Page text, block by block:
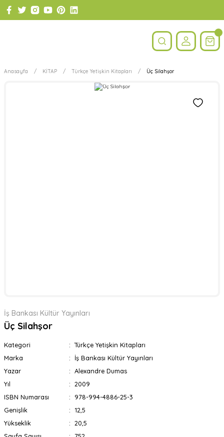
Anasayfa KİTAP Türkçe Yetişkin Kitapları Üç Silahşor
İş Bankası Kültür Yayınları
Üç Silahşor
Kategori
Türkçe Yetişkin Kitapları
Marka
İş Bankası Kültür Yayınları
Yazar
Alexandre Dumas
Yıl
2009
ISBN Numarası
978-994-4886-25-3
Genişlik
12,5
Yükseklik
20,5